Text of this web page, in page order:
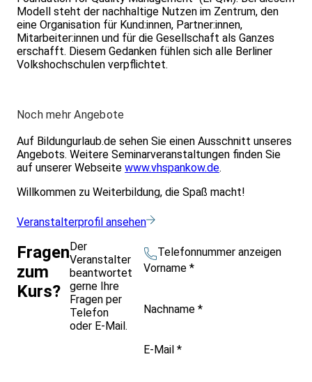
Modell steht der nachhaltige Nutzen im Zentrum, den
eine Organisation für Kund:innen, Partner:innen,
Mitarbeiter:innen und für die Gesellschaft als Ganzes
erschafft. Diesem Gedanken fühlen sich alle Berliner
Volkshochschulen verpflichtet.
Noch mehr Angebote
Auf Bildungurlaub.de sehen Sie einen Ausschnitt unseres
Angebots. Weitere Seminarveranstaltungen finden Sie
auf unserer Webseite www.vhspankow.de.
Willkommen zu Weiterbildung, die Spaß macht!
Veranstalterprofil ansehen
Fragen
zum
Kurs?
Der
Veranstalter
beantwortet
gerne Ihre
Fragen per
Telefon
oder E-Mail.
Telefonnummer anzeigen
Vorname *
Nachname *
E-Mail *